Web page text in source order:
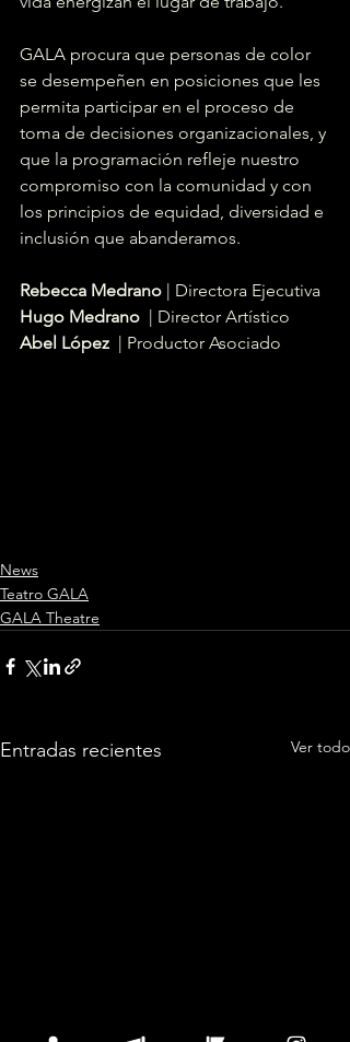
GALA procura que personas de color
se desempeñen en posiciones que les
permita participar en el proceso de
toma de decisiones organizacionales, y
que la programación refleje nuestro
compromiso con la comunidad y con
los principios de equidad, diversidad e
inclusión que abanderamos.
Rebecca Medrano | Directora Ejecutiva
Hugo Medrano
  | Director Artístico
Abel López
  | Productor Asociado
News
Teatro GALA
GALA Theatre
Entradas recientes Ver todo